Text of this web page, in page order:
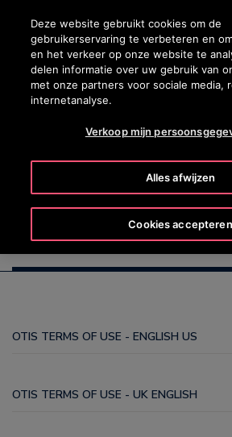
Druk op Enter om naar de
Otis Gebruiksbeleid
Otis Gebruiksbeleid
OTIS TERMS OF USE - ENGLISH US
OTIS TERMS OF USE - UK ENGLISH
Deze website gebruikt cookies om de
gebruikerservaring te verbeteren en
en het verkeer op onze website te
delen informatie over uw gebruik van
met onze partners voor sociale media,
internetanalyse.
Verkoop mijn
Alles afwijzen
Cookies accepteren